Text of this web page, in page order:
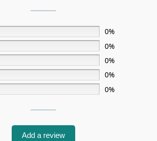
0%
0%
0%
0%
0%
Add a review